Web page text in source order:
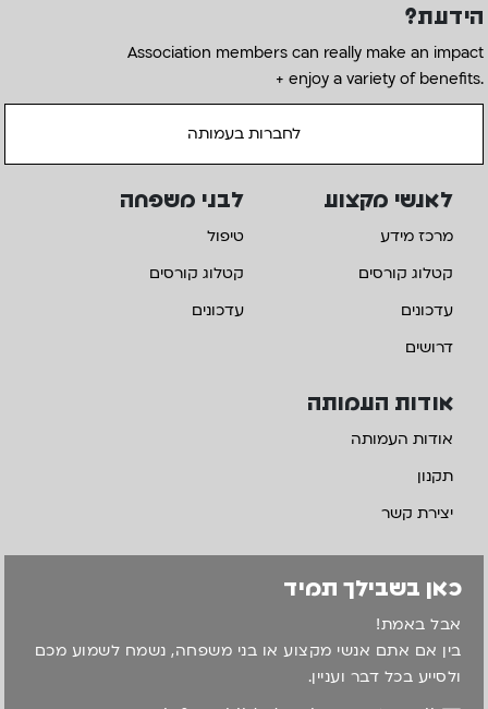
הידעת?
Association members can really make an impact
+ enjoy a variety of benefits.
לחברות בעמותה
אודות העמותה
אודות העמותה
תקנון
יצירת קשר
לאנשי מקצוע
מרכז מידע
קטלוג קורסים
עדכונים
דרושים
לבני משפחה
טיפול
קטלוג קורסים
עדכונים
כאן בשבילך תמיד
אבל באמת!
בין אם אתם אנשי מקצוע או בני משפחה, נשמח לשמוע מכם
ולסייע בכל דבר ועניין.